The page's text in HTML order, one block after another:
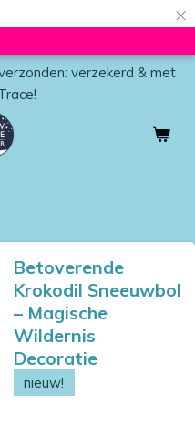
×
verzekerd & met
Betoverende
Krokodil Sneeuwbol
– Magische
Wildernis
Decoratie
nieuw!